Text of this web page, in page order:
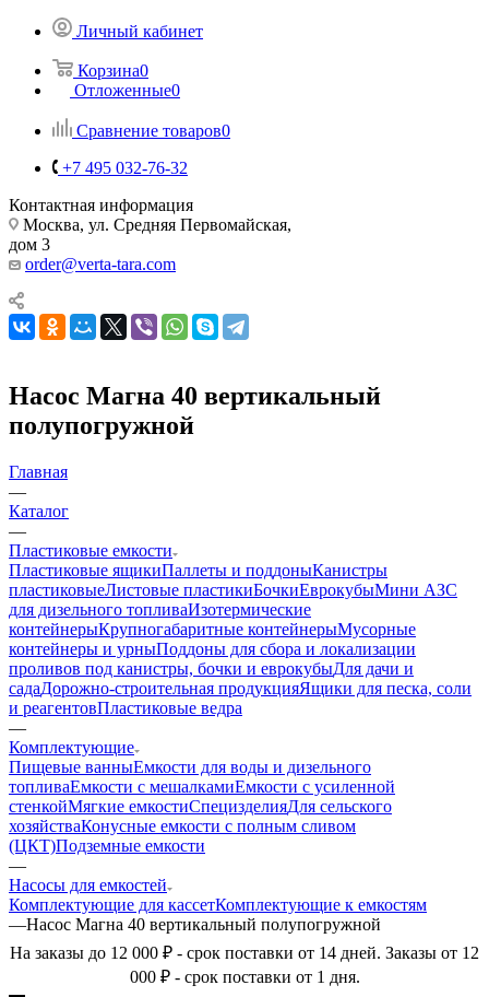
Личный кабинет
Корзина0
Отложенные0
Сравнение товаров0
+7 495 032-76-32
Контактная информация
Москва, ул. Средняя Первомайская,
дом 3
order@verta-tara.com
Насос Магна 40 вертикальный
полупогружной
Главная
—
Каталог
—
Пластиковые емкости
Пластиковые ящикиПаллеты и поддоныКанистры
пластиковыеЛистовые пластикиБочкиЕврокубыМини АЗС
для дизельного топливаИзотермические
контейнерыКрупногабаритные контейнерыМусорные
контейнеры и урныПоддоны для сбора и локализации
проливов под канистры, бочки и еврокубыДля дачи и
садаДорожно-строительная продукцияЯщики для песка, соли
и реагентовПластиковые ведра
—
Комплектующие
Пищевые ванныЕмкости для воды и дизельного
топливаЕмкости с мешалкамиЕмкости с усиленной
стенкойМягкие емкостиСпецизделияДля сельского
хозяйстваКонусные емкости с полным сливом
(ЦКТ)Подземные емкости
—
Насосы для емкостей
Комплектующие для кассетКомплектующие к емкостям
—Насос Магна 40 вертикальный полупогружной
На заказы до 12 000 ₽ - срок поставки от 14 дней. Заказы от 12
000 ₽ - срок поставки от 1 дня.